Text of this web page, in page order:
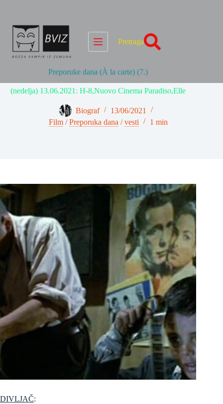
Pretraga
Preporuke dana (À la carte) (7.)
(nedelja) 13.06.2021: H-8,Nuovo Cinema Paradiso,Elle
Biograf
13/06/2021
Film/Preporuka dana /vesti 1 min
DIVLJAČ: